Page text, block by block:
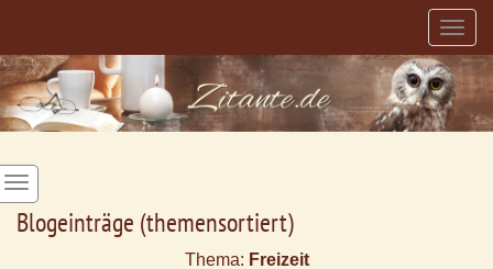
Blogeinträge (themensortiert)
Thema: Freizeit